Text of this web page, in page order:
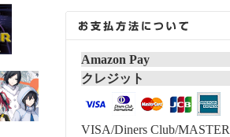
Amazon Pay
クレジット
VISA/Diners Club/